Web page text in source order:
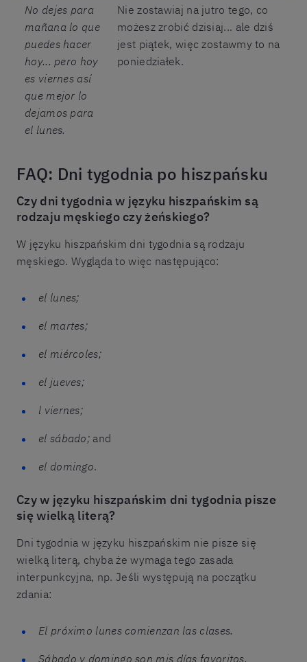
No dejes para
mañana lo que
puedes hacer
hoy... pero hoy
es viernes así
que mejor lo
dejamos para
el lunes.
Nie zostawiaj na jutro tego, co
możesz zrobić dzisiaj... ale dziś
jest piątek, więc zostawmy to na
poniedziałek.
FAQ: Dni tygodnia po hiszpańsku
Czy dni tygodnia w języku hiszpańskim są
rodzaju męskiego czy żeńskiego?
W języku hiszpańskim dni tygodnia są rodzaju
męskiego. Wygląda to więc następująco:
el lunes;
el martes;
el miércoles;
el jueves;
l viernes;
el sábado; and
el domingo.
Czy w języku hiszpańskim dni tygodnia pisze
się wielką literą?
Dni tygodnia w języku hiszpańskim nie pisze się
wielką literą, chyba że wymaga tego zasada
interpunkcyjna, np. Jeśli występują na początku
zdania:
El próximo lunes comienzan las clases.
Sábado y domingo son mis días favoritos.